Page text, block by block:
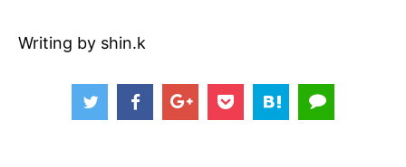
Writing by shin.k